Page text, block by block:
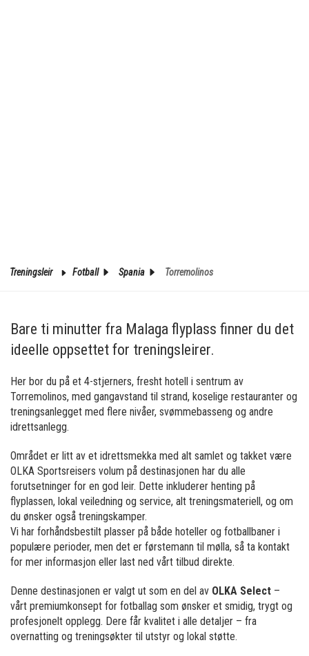
Treningsleir Fotball Spania Torremolinos
Bare ti minutter fra Malaga flyplass finner du det
ideelle oppsettet for treningsleirer.
Her bor du på et 4-stjerners, fresht hotell i sentrum av
Torremolinos, med gangavstand til strand, koselige restauranter og
treningsanlegget med flere nivåer, svømmebasseng og andre
idrettsanlegg.
Området er litt av et idrettsmekka med alt samlet og takket være
OLKA Sportsreisers volum på destinasjonen har du alle
forutsetninger for en god leir. Dette inkluderer henting på
flyplassen, lokal veiledning og service, alt treningsmateriell, og om
du ønsker også treningskamper.
Vi har forhåndsbestilt plasser på både hoteller og fotballbaner i
populære perioder, men det er førstemann til mølla, så ta kontakt
for mer informasjon eller last ned vårt tilbud direkte.
Denne destinasjonen er valgt ut som en del av OLKA Select –
vårt premiumkonsept for fotballag som ønsker et smidig, trygt og
profesjonelt opplegg. Dere får kvalitet i alle detaljer – fra
overnatting og treningsøkter til utstyr og lokal støtte.